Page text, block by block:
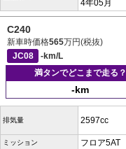
4年05月
C240
新車時価格565万円(税抜)
JC08
-km/L
満タンでどこまで走る？
-km
排気量 2597cc
ミッション フロア5AT